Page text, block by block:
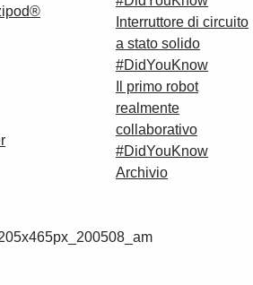
Interruttore di circuito
a stato solido
#DidYouKnow
Il primo robot
realmente
collaborativo
#DidYouKnow
Archivio